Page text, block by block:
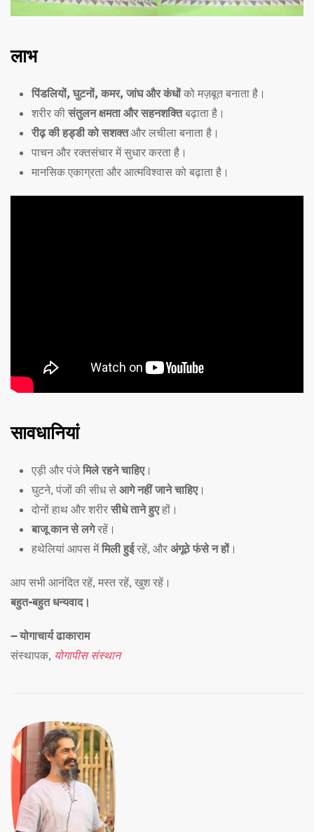
लाभ
पिंडलियों, घुटनों, कमर, जांघ और कंधोंको मज़बूत बनाता है।
शरीर की संतुलन क्षमता और सहनशक्तिबढ़ाता है।
रीढ़ की हड्डी को सशक्तऔर लचीला बनाता है।
पाचन और रक्तसंचार में सुधार करता है।
मानसिक एकाग्रता और आत्मविश्वास को बढ़ाता है।
सावधानियां
एड़ी और पंजेमिले रहने चाहिए।
घुटने, पंजों की सीध से आगे नहीं जाने चाहिए।
दोनों हाथ और शरीर सीधे ताने हुएहों।
बाजू कान से लगेरहें।
हथेलियां आपस मेंमिली हुईरहें, और अंगूठे फंसे न हों।
आप सभी आनंदित रहें, मस्त रहें, खुश रहें।
बहुत-बहुत धन्यवाद।
– योगाचार्य ढाकाराम
संस्थापक, योगापीस संस्थान